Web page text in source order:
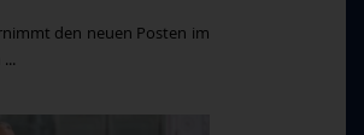
den neuen Posten im